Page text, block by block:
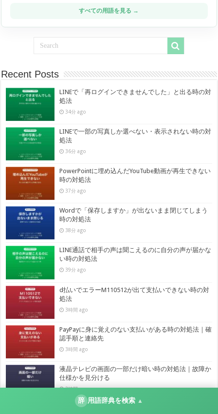
すべての用語を見る →
Recent Posts
LINEで「再ログインできませんでした」と出る時の対
処法
34分 ago
LINEで一部の写真しか選べない・表示されない時の対
処法
36分 ago
PowerPointに埋め込んだYouTube動画が再生できない
時の対処法
37分 ago
Wordで「保存しますか」が出ないまま閉じてしまう
時の対処法
38分 ago
LINE通話で相手の声は聞こえるのに自分の声が届かな
い時の対処法
39分 ago
d払いでエラーM110512が出て支払いできない時の対
処法
3時間 ago
PayPayに身に覚えのない支払いがある時の対処法｜確
認手順と連絡先
3時間 ago
液晶テレビの画面の一部だけ暗い時の対処法｜故障か
仕様かを見分ける
3時間 ago
画面共有した動画の音が相手に聞こえない時の対処法
辞 用語辞典を検索 ▲